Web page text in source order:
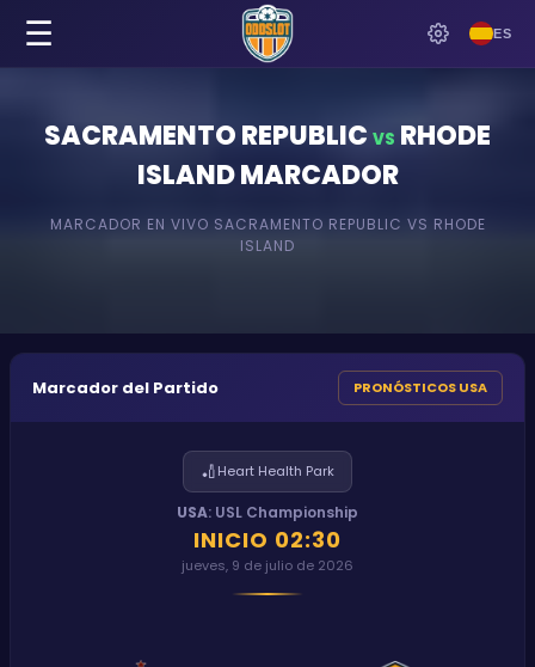
ES
☰
SACRAMENTO REPUBLIC VS RHODE
ISLANDMARCADOR
MARCADOR EN VIVO SACRAMENTO REPUBLIC VS RHODE
ISLAND
Marcador del Partido PRONÓSTICOS USA
🏏Heart Health Park
USA: USL Championship
INICIO 02:30
jueves, 9 de julio de 2026